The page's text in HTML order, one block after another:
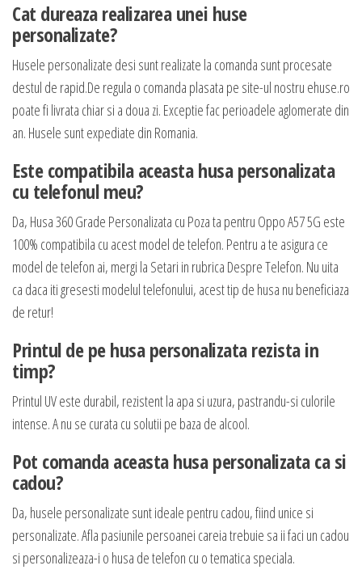
Cat dureaza realizarea unei huse
personalizate?
Husele personalizate desi sunt realizate la comanda sunt procesate
destul de rapid.De regula o comanda plasata pe site-ul nostru ehuse.ro
poate fi livrata chiar si a doua zi. Exceptie fac perioadele aglomerate din
an. Husele sunt expediate din Romania.
Este compatibila aceasta husa personalizata
cu telefonul meu?
Da, Husa 360 Grade Personalizata cu Poza ta pentru Oppo A57 5G este
100% compatibila cu acest model de telefon. Pentru a te asigura ce
model de telefon ai, mergi la Setari in rubrica Despre Telefon. Nu uita
ca daca iti gresesti modelul telefonului, acest tip de husa nu beneficiaza
de retur!
Printul de pe husa personalizata rezista in
timp?
Printul UV este durabil, rezistent la apa si uzura, pastrandu-si culorile
intense. A nu se curata cu solutii pe baza de alcool.
Pot comanda aceasta husa personalizata ca si
cadou?
Da, husele personalizate sunt ideale pentru cadou, fiind unice si
personalizate. Afla pasiunile persoanei careia trebuie sa ii faci un cadou
si personalizeaza-i o husa de telefon cu o tematica speciala.